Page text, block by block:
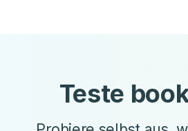
Teste